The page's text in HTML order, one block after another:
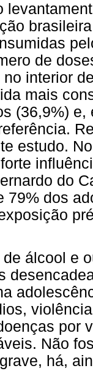
de
interior
mais
(36,9%)
estudo.
do
79% dos
álcool e
por
Não
há,